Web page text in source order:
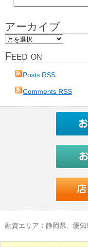
アーカイブ
ア
カ
Feed on
Posts RSS
Comments RSS
融資エリア：静岡県、愛